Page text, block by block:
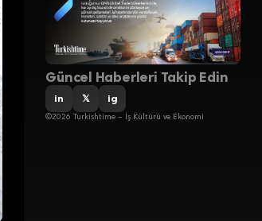
Güncel Haberleri Takip Edin
in 𝕏 ig
©2026 Turkishtime – İş Kültürü ve Ekonomi